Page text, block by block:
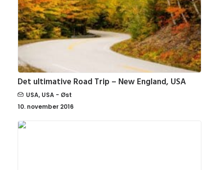
Det ultimative Road Trip – New England, USA
USA, USA - Øst
10. november 2016